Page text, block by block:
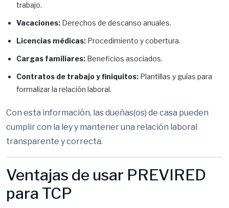
trabajo.
Vacaciones: Derechos de descanso anuales.
Licencias médicas: Procedimiento y cobertura.
Cargas familiares: Beneficios asociados.
Contratos de trabajo y finiquitos: Plantillas y guías para
formalizar la relación laboral.
Con esta información, las dueñas(os) de casa pueden
cumplir con la ley y mantener una relación laboral
transparente y correcta.
Ventajas de usar PREVIRED
para TCP